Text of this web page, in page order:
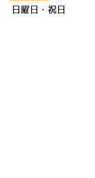
日曜日・祝日